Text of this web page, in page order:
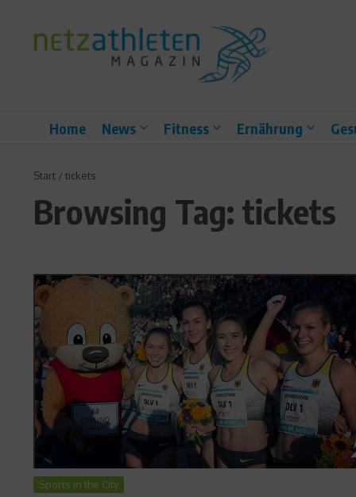
Home News Fitness Ernährung
Start / tickets
Browsing Tag: tickets
Sports in the City